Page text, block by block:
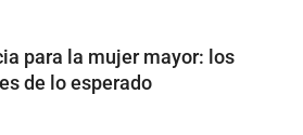
para la mujer mayor: los
de lo esperado